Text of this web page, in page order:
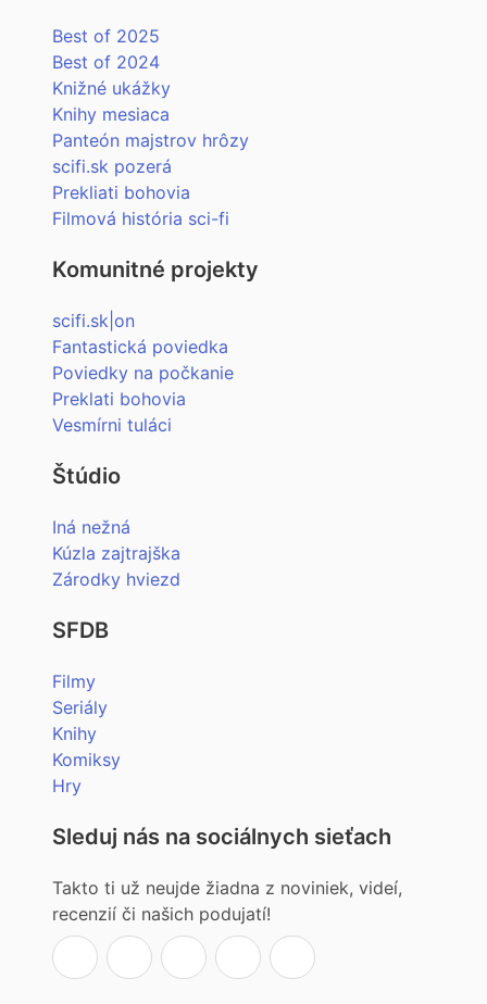
Best of 2025
Best of 2024
Knižné ukážky
Knihy mesiaca
Panteón majstrov hrôzy
scifi.sk pozerá
Prekliati bohovia
Filmová história sci-fi
Komunitné projekty
scifi.sk|on
Fantastická poviedka
Poviedky na počkanie
Preklati bohovia
Vesmírni tuláci
Štúdio
Iná nežná
Kúzla zajtrajška
Zárodky hviezd
SFDB
Filmy
Seriály
Knihy
Komiksy
Hry
Sleduj nás na sociálnych sieťach
Takto ti už neujde žiadna z noviniek, videí,
recenzií či našich podujatí!